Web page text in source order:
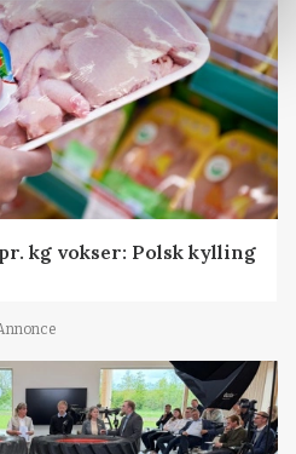
kg vokser: Polsk kylling